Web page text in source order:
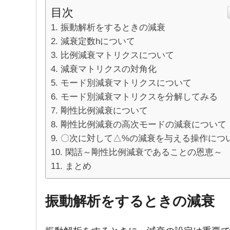
目次
振動解析をするときの減衰
減衰定数hについて
比例減衰マトリクスについて
減衰マトリクスの対角化
モード別減衰マトリクスについて
モード別減衰マトリクスを分解してみる
剛性比例減衰について
剛性比例減衰の高次モードの減衰について
〇次に対して△%の減衰を与える操作につ
閑話～剛性比例減衰であることの恩恵～
まとめ
振動解析をするときの減衰